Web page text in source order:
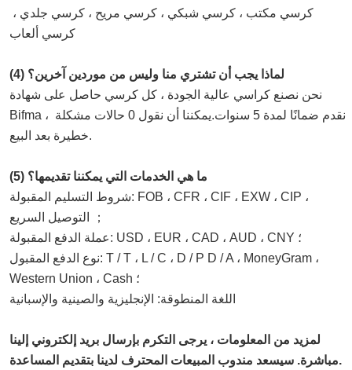
كرسي ألعاب
(4) لماذا يجب أن تشتري منا وليس من موردين آخرين؟
نحن نصنع كراسي عالية الجودة ، كل كرسي حاصل على شهادة
Bifma ، نقدم ضمانًا لمدة 5 سنوات.يمكننا أن نقول 0 حالات مشكلة
خطيرة بعد البيع.
(5) ما هي الخدمات التي يمكننا تقديمها؟
شروط التسليم المقبولة: FOB ، CFR ، CIF ، EXW ، CIP ،
التوصيل السريع ；
عملة الدفع المقبولة: USD ، EUR ، CAD ، AUD ، CNY ؛
نوع الدفع المقبول: T / T ، L / C ، D / P D / A ، MoneyGram ،
Western Union ، Cash ؛
اللغة المنطوقة: الإنجليزية والصينية والإسبانية
لمزيد من المعلومات ، يرجى التكرم بإرسال بريد إلكتروني إلينا
مباشرة. سيسعد مندوب المبيعات المحترف لدينا بتقديم المساعدة.